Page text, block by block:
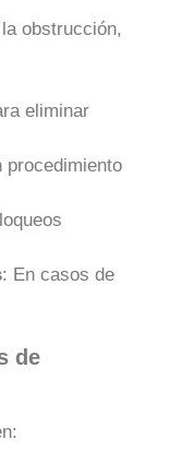
obstrucción,
eliminar
procedimiento
: En casos de
de